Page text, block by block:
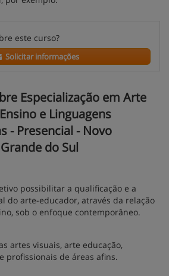
este curso?
Solicitar informações
Especialização em Arte
e Linguagens
- Presencial - Novo
do Sul
possibilitar a qualificação e a
do arte-educador, através da relação
sob o enfoque contemporâneo.
artes visuais, arte educação,
profissionais de áreas afins.